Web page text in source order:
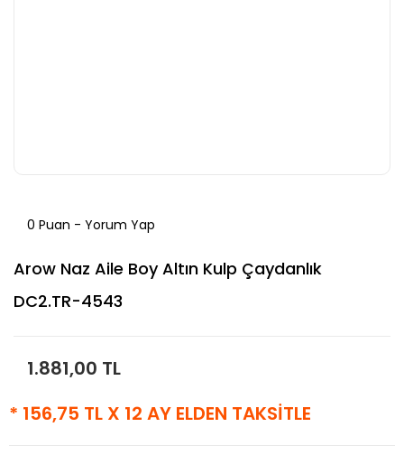
0 Puan - Yorum Yap
Arow Naz Aile Boy Altın Kulp Çaydanlık
DC2.TR-4543
1.881,00 TL
* 156,75 TL X 12 AY ELDEN TAKSİTLE